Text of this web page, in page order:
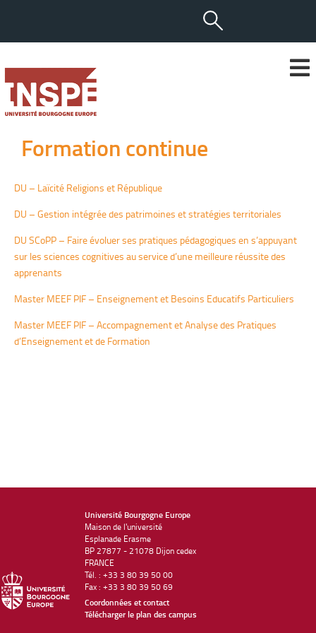
Formation continue
DU – Laïcité Religions et République
DU – Gestion intégrée des patrimoines et stratégies territoriales
DU SCoPP – Faire évoluer ses pratiques pédagogiques en s’appuyant
sur les sciences cognitives au service d’une meilleure réussite des
apprenants
Master MEEF PIF – Enseignement et Besoins Educatifs Particuliers
Master MEEF PIF – Accompagnement et Analyse des Pratiques
d’Enseignement et de Formation
Université Bourgogne Europe
Maison de l'université
Esplanade Erasme
BP 27877 - 21078 Dijon cedex
FRANCE
Tél. : +33 3 80 39 50 00
Fax : +33 3 80 39 50 69
Coordonnées et contact
Télécharger le plan des campus